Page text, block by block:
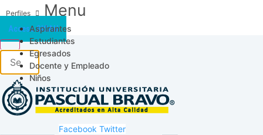
Menu
Aspirantes
Estudiantes
Egresados
Docente y Empleado
Niños
Acceso SICAU
Facebook Twitter